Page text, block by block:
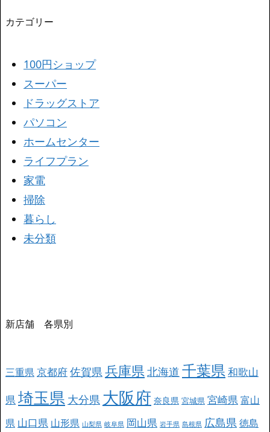
カテゴリー
100円ショップ
スーパー
ドラッグストア
パソコン
ホームセンター
ライフプラン
家電
掃除
暮らし
未分類
新店舗 各県別
三重県京都府佐賀県 兵庫県北海道 千葉県 和歌山
県 埼玉県 大分県 大阪府 奈良県 宮城県 宮崎県 富山
県 山口県 山形県 山梨県 岐阜県 岡山県 岩手県 島根県 広島県 徳島